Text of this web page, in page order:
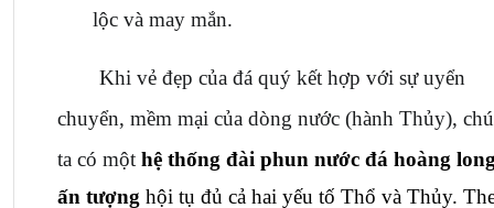
lộc và may mắn.
Khi vẻ đẹp của đá quý kết hợp với sự uyển
chuyển, mềm mại của dòng nước (hành Thủy),
ta có một hệ thống đài phun nước đá hoàng
ấn tượng hội tụ đủ cả hai yếu tố Thổ và Thủy.